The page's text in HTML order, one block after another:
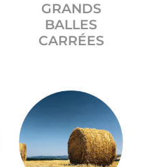
GRANDS
BALLES
CARRÉES